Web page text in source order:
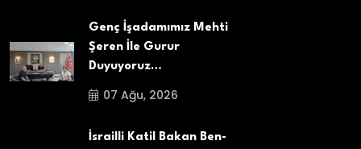
Genç İşadamımız Mehti
Şeren İle Gurur
Duyuyoruz…
07 Ağu, 2026
İsrailli Katil Bakan Ben-